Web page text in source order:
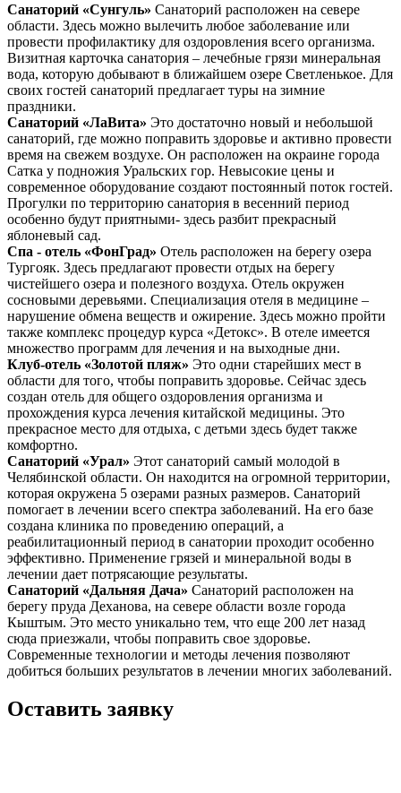
Санаторий «Сунгуль» Санаторий расположен на севере
области. Здесь можно вылечить любое заболевание или
провести профилактику для оздоровления всего организма.
Визитная карточка санатория – лечебные грязи минеральная
вода, которую добывают в ближайшем озере Светленькое. Для
своих гостей санаторий предлагает туры на зимние
праздники.
Санаторий «ЛаВита» Это достаточно новый и небольшой
санаторий, где можно поправить здоровье и активно провести
время на свежем воздухе. Он расположен на окраине города
Сатка у подножия Уральских гор. Невысокие цены и
современное оборудование создают постоянный поток гостей.
Прогулки по территорию санатория в весенний период
особенно будут приятными- здесь разбит прекрасный
яблоневый сад.
Спа - отель «ФонГрад» Отель расположен на берегу озера
Тургояк. Здесь предлагают провести отдых на берегу
чистейшего озера и полезного воздуха. Отель окружен
сосновыми деревьями. Специализация отеля в медицине –
нарушение обмена веществ и ожирение. Здесь можно пройти
также комплекс процедур курса «Детокс». В отеле имеется
множество программ для лечения и на выходные дни.
Клуб-отель «Золотой пляж» Это одни старейших мест в
области для того, чтобы поправить здоровье. Сейчас здесь
создан отель для общего оздоровления организма и
прохождения курса лечения китайской медицины. Это
прекрасное место для отдыха, с детьми здесь будет также
комфортно.
Санаторий «Урал» Этот санаторий самый молодой в
Челябинской области. Он находится на огромной территории,
которая окружена 5 озерами разных размеров. Санаторий
помогает в лечении всего спектра заболеваний. На его базе
создана клиника по проведению операций, а
реабилитационный период в санатории проходит особенно
эффективно. Применение грязей и минеральной воды в
лечении дает потрясающие результаты.
Санаторий «Дальняя Дача» Санаторий расположен на
берегу пруда Деханова, на севере области возле города
Кыштым. Это место уникально тем, что еще 200 лет назад
сюда приезжали, чтобы поправить свое здоровье.
Современные технологии и методы лечения позволяют
добиться больших результатов в лечении многих заболеваний.
Оставить заявку